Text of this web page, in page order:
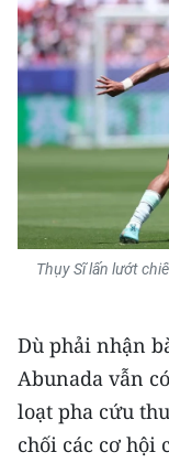
Thụy Sĩ lấn lướt
Dù phải nhận
Abunada vẫn
loạt pha cứu
chối các cơ hội